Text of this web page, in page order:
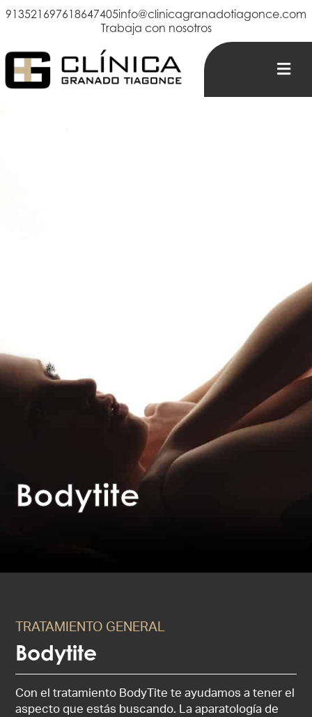
913521697618647405info@clinicagranadotiagonce.com
Trabaja con nosotros
Bodytite
TRATAMIENTO GENERAL
Bodytite
Con el tratamiento BodyTite te ayudamos a tener el
aspecto que estás buscando. La aparatología de